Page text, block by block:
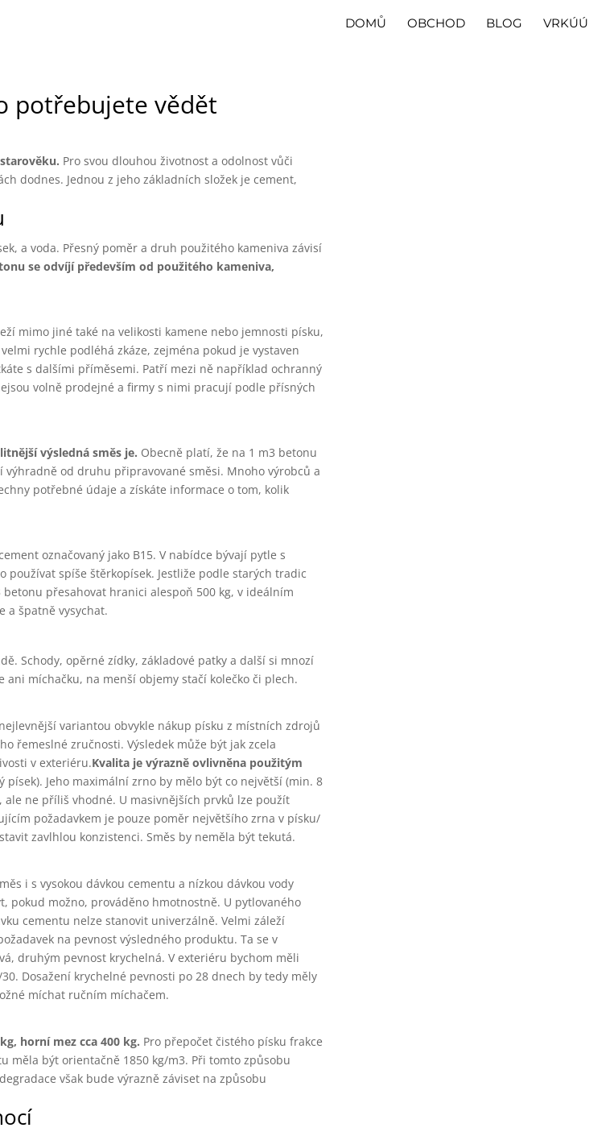
DOMŮ OBCHOD BLOG VRKÚÚ
potřebujete vědět
Pro svou dlouhou životnost a odolnost vůči
dodnes. Jednou z jeho základních složek je cement,
a voda. Přesný poměr a druh použitého kameniva závisí
se odvíjí především od použitého kameniva,
mimo jiné také na velikosti kamene nebo jemnosti písku,
rychle podléhá zkáze, zejména pokud je vystaven
s dalšími příměsemi. Patří mezi ně například ochranný
volně prodejné a firmy s nimi pracují podle přísných
výsledná směs je. Obecně platí, že na 1 m3 betonu
od druhu připravované směsi. Mnoho výrobců a
potřebné údaje a získáte informace o tom, kolik
označovaný jako B15. V nabídce bývají pytle s
spíše štěrkopísek. Jestliže podle starých tradic
přesahovat hranici alespoň 500 kg, v ideálním
a špatně vysychat.
Schody, opěrné zídky, základové patky a další si mnozí
míchačku, na menší objemy stačí kolečko či plech.
variantou obvykle nákup písku z místních zdrojů
řemeslné zručnosti. Výsledek může být jak zcela
v exteriéru.Kvalita je výrazně ovlivněna použitým
Jeho maximální zrno by mělo být co největší (min. 8
ne příliš vhodné. U masivnějších prvků lze použít
požadavkem je pouze poměr největšího zrna v písku/
zavlhlou konzistenci. Směs by neměla být tekutá.
i s vysokou dávkou cementu a nízkou dávkou vody
pokud možno, prováděno hmotnostně. U pytlovaného
cementu nelze stanovit univerzálně. Velmi záleží
na pevnost výsledného produktu. Ta se v
druhým pevnost krychelná. V exteriéru bychom měli
Dosažení krychelné pevnosti po 28 dnech by tedy měly
míchat ručním míchačem.
horní mez cca 400 kg. Pro přepočet čistého písku frakce
měla být orientačně 1850 kg/m3. Při tomto způsobu
však bude výrazně záviset na způsobu